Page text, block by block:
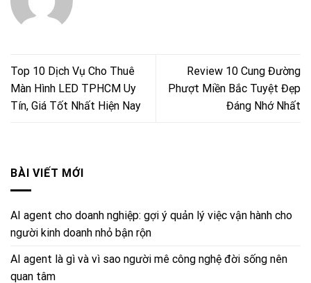
Top 10 Dịch Vụ Cho Thuê
Màn Hình LED TPHCM Uy
Tín, Giá Tốt Nhất Hiện Nay
Review 10 Cung Đường
Phượt Miền Bắc Tuyệt Đẹp
Đáng Nhớ Nhất
BÀI VIẾT MỚI
AI agent cho doanh nghiệp: gợi ý quản lý việc vận hành cho
người kinh doanh nhỏ bận rộn
AI agent là gì và vì sao người mê công nghệ đời sống nên
quan tâm